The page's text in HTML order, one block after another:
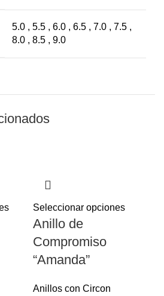
5.0 , 5.5 , 6.0 , 6.5 , 7.0 , 7.5 ,
8.0 , 8.5 , 9.0
Seleccionar opciones
Anillo de
Compromiso
“Amanda”
Anillos con Circon